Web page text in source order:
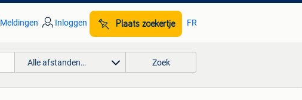
Meldingen Inloggen Plaats zoekertje FR
Alle afstanden… Zoek